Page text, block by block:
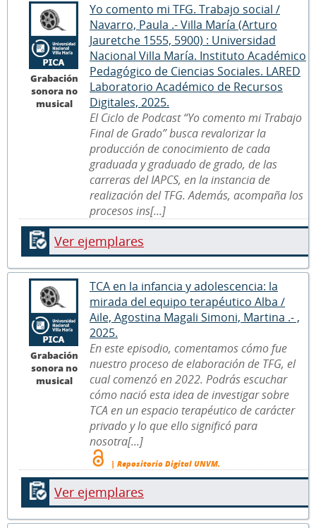
Grabación
sonora no
musical
Yo comento mi TFG. Trabajo social /
Navarro, Paula .- Villa María (Arturo
Jauretche 1555, 5900) : Universidad
Nacional Villa María. Instituto Académico
Pedagógico de Ciencias Sociales. LARED
Laboratorio Académico de Recursos
Digitales, 2025.
El Ciclo de Podcast “Yo comento mi Trabajo
Final de Grado” busca revalorizar la
producción de conocimiento de cada
graduada y graduado de grado, de las
carreras del IAPCS, en la instancia de
realización del TFG. Además, acompaña los
procesos ins[...]
Ver ejemplares
Grabación
sonora no
musical
TCA en la infancia y adolescencia: la
mirada del equipo terapéutico Alba /
Aile, Agostina Magali Simoni, Martina .- ,
2025.
En este episodio, comentamos cómo fue
nuestro proceso de elaboración de TFG, el
cual comenzó en 2022. Podrás escuchar
cómo nació esta idea de investigar sobre
TCA en un espacio terapéutico de carácter
privado y lo que ello significó para
nosotra[...]
| Repositorio Digital UNVM.
Ver ejemplares